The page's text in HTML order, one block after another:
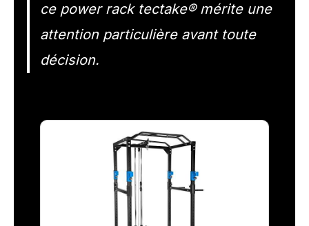
ce power rack tectake® mérite une
attention particulière avant toute
décision.